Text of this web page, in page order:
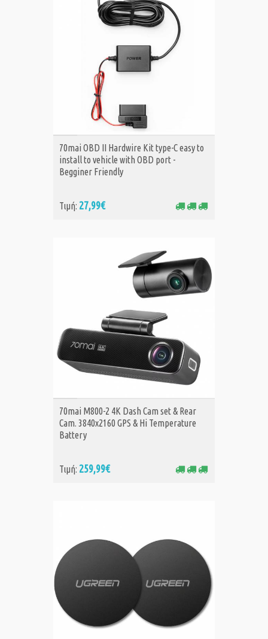
ΑΓΟΡΑ
70mai OBD II Hardwire Kit type-C easy to
install to vehicle with OBD port -
Begginer Friendly
Τιμή: 27,99€
ΑΓΟΡΑ
70mai Μ800-2 4Κ Dash Cam set & Rear
Cam. 3840x2160 GPS & Hi Temperature
Battery
Τιμή: 259,99€